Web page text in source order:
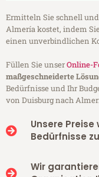
Ermitteln Sie schnell
Almería kostet, indem
einen unverbindlichen
Füllen Sie unserOnline-
maßgeschneiderte
Bedürfnisse und Ihr
von Duisburg nach
Unsere
Bedürfnisse
Wir